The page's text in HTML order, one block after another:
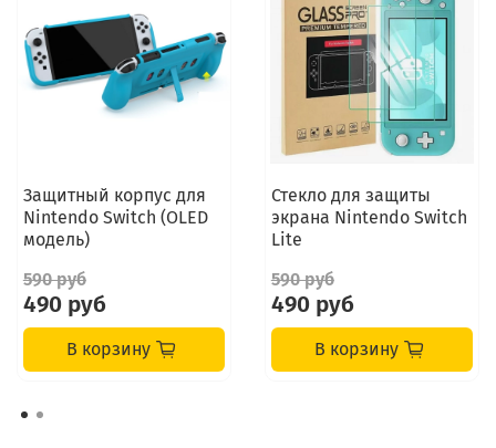
Защитный корпус для
Nintendo Switch (OLED
модель)
590 руб
490 руб
В корзину
Стекло для защиты
экрана Nintendo Switch
Lite
590 руб
490 руб
В корзину